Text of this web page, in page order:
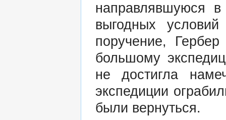
направлявшуюся
выгодных
поручение,
большому
не достигла
экспедиции
были вернуться.